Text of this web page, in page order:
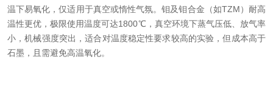
温下易氧化，仅适用于真空或惰性气氛。钼及钼合金（如TZM）耐高
温性更优，极限使用温度可达1800℃，真空环境下蒸气压低、放气率
小，机械强度突出，适合对温度稳定性要求较高的实验，但成本高于
石墨，且需避免高温氧化。